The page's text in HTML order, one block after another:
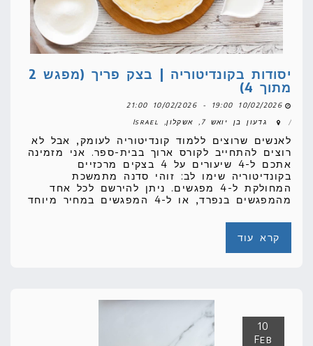
יסודות בקונדיטוריה | בצק פריך (מפגש 2
מתוך 4)
10/02/2026 19:00 - 10/02/2026 21:00
גדעון בן יואש 7, אשקלון, Israel
לאנשים שרוצים ללמוד קונדיטוריה לעומק, אבל לא
רוצים להתחייב לקורס ארוך בבית-ספר. אני מזמינה
אתכם ל-4 שיעורים על 4 בצקים מרכזיים
בקונדיטוריה שימו לב: זוהי סדנה מתמשכת
המחולקת ל-4 מפגשים. ניתן להירשם לכל אחד
מהמפגשים בנפרד, או ל-4 המפגשים במחיר מיוחד
קרא עוד
10
Feb